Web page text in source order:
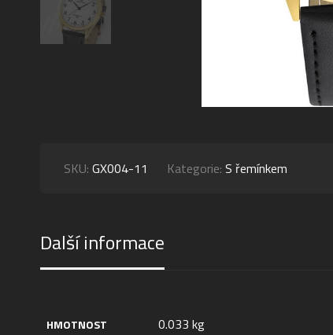
SKU: GX004-11 Kategorie: S řemínkem
Další informace
HMOTNOST 0.033 kg